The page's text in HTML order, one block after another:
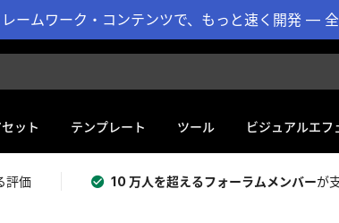
ームワーク・コンテンツで、もっと速く開発 — 全
ット テンプレート ツール ビジュアルエフ
評価 10 万人を超えるフォーラムメンバーが